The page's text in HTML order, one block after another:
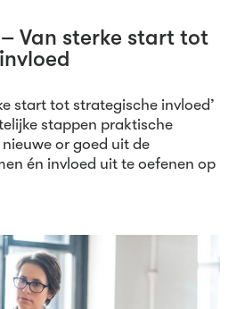
Van sterke start tot
start tot strategische invloed’
stappen praktische
or goed uit de
én invloed uit te oefenen op